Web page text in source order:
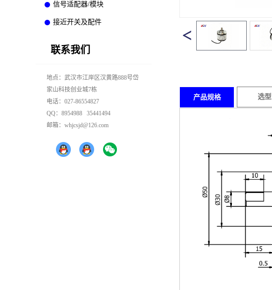
信号适配器/模块
接近开关及配件
联系我们
地点：武汉市江岸区汉黄路888号岱
家山科技创业城7栋
电话：027-86554827
QQ：8954988 35441494
邮箱：whjcsjd@126.com
产品规格 选型